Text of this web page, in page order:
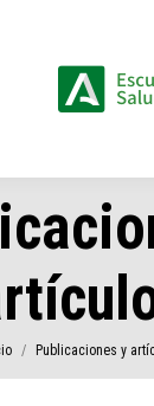
aquí:Publicaciones y